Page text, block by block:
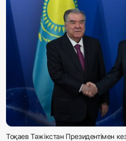
Тоқаев Тәжікстан Президентімен